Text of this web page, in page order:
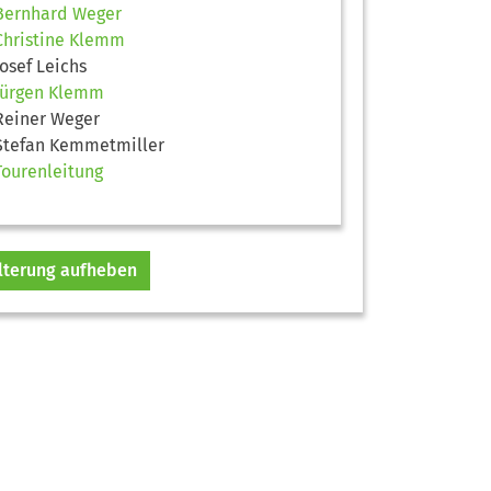
Weger
Klemm
Leichs
Klemm
Weger
Kemmetmiller
aufheben